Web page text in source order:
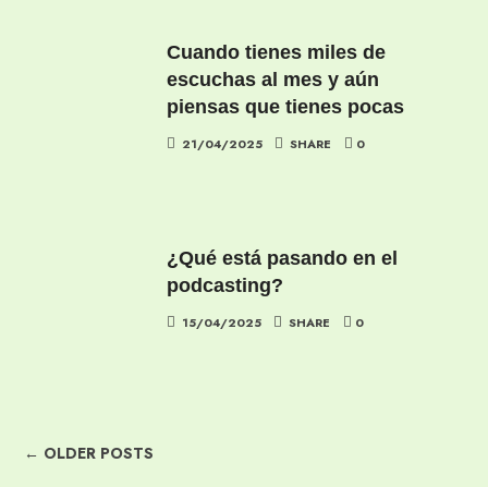
Cuando tienes miles de
escuchas al mes y aún
piensas que tienes pocas
21/04/2025 SHARE 0
¿Qué está pasando en el
podcasting?
15/04/2025 SHARE 0
← OLDER POSTS